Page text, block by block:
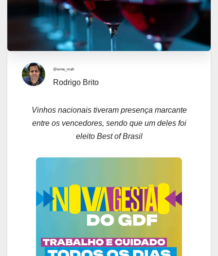
@wine_malt
Rodrigo Brito
Vinhos nacionais tiveram presença marcante
entre os vencedores, sendo que um deles foi
eleito Best of Brasil